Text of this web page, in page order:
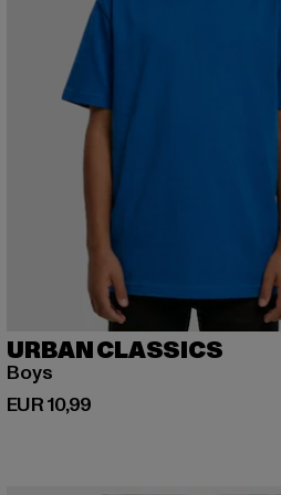
URBAN CLASSICS
Boys
EUR 10,99
Derzeitiger Preis: EUR 10,99